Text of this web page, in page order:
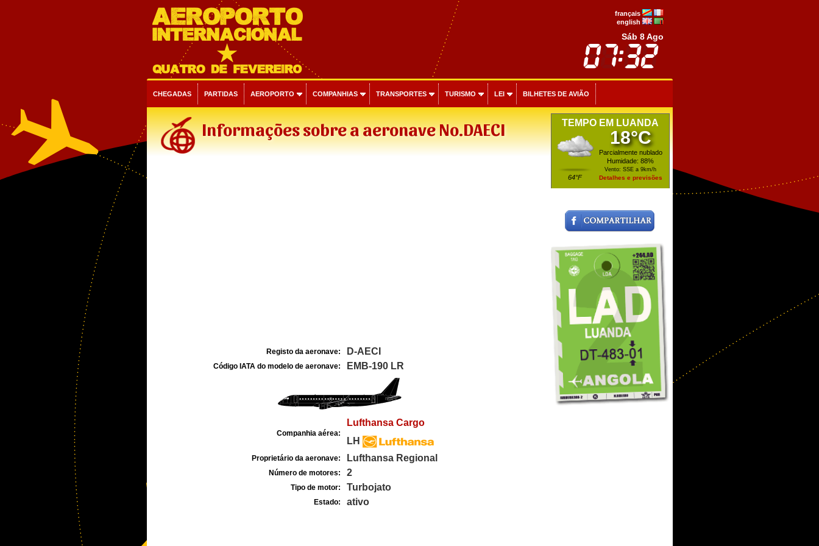
français
english
Sáb 8 Ago
CHEGADAS PARTIDAS AEROPORTO COMPANHIAS TRANSPORTES TURISMO LEI BILHETES DE AVIÃO
Informações sobre a aeronave No.DAECI
Registo da aeronave: D-AECI
Código IATA do modelo de aeronave: EMB-190 LR
Companhia aérea:
Lufthansa Cargo
LH
Proprietário da aeronave: Lufthansa Regional
Número de motores: 2
Tipo de motor: Turbojato
Estado: ativo
TEMPO EM LUANDA
64°F
18°C
Parcialmente nublado
Humidade: 88%
Vento: SSE a 9km/h
Detalhes e previsões